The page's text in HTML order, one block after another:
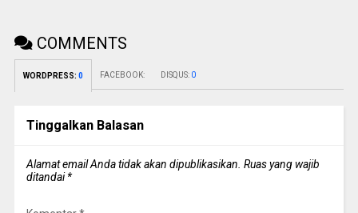
COMMENTS
WORDPRESS: 0 FACEBOOK: DISQUS: 0
Tinggalkan Balasan
Alamat email Anda tidak akan dipublikasikan. Ruas yang wajib
ditandai*